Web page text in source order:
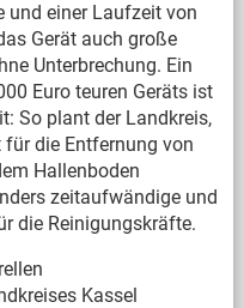
und einer Laufzeit von
Gerät auch große
Unterbrechung. Ein
Euro teuren Geräts ist
So plant der Landkreis,
die Entfernung von
Hallenboden
zeitaufwändige und
die Reinigungskräfte.
Kassel